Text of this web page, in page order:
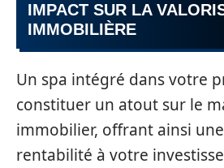
IMPACT SUR LA
IMMOBILIÈRE
Un spa intégré dans votre
constituer un atout sur le
immobilier, offrant ainsi
rentabilité à votre